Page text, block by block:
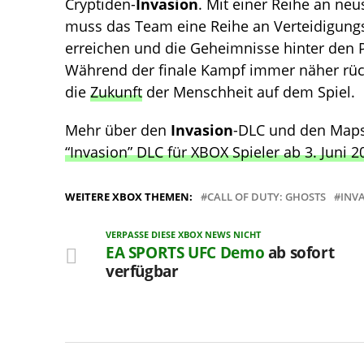
Cryptiden-Invasion. Mit einer Reihe an
muss das Team eine Reihe an
erreichen und die Geheimnisse hinter den
Während der finale Kampf immer näher
die Zukunft der Menschheit auf dem Spiel.
Mehr über den Invasion-DLC und den
“Invasion” DLC für XBOX Spieler ab 3. Juni
WEITERE XBOX THEMEN: CALL OF DUTY: GHOSTS
VERPASSE DIESE XBOX NEWS NICHT
EA SPORTS UFC Demoab sofort
verfügbar